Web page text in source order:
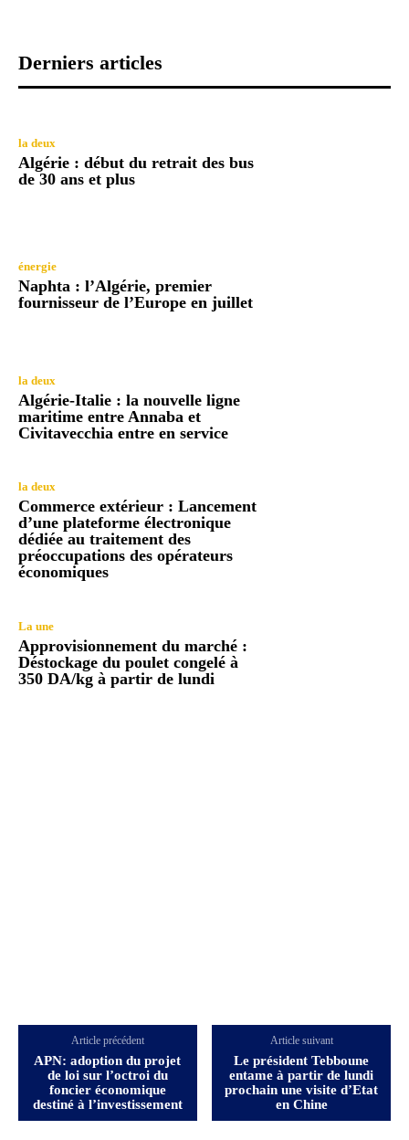
Derniers articles
la deux
Algérie : début du retrait des bus
de 30 ans et plus
énergie
Naphta : l’Algérie, premier
fournisseur de l’Europe en juillet
la deux
Algérie-Italie : la nouvelle ligne
maritime entre Annaba et
Civitavecchia entre en service
la deux
Commerce extérieur : Lancement
d’une plateforme électronique
dédiée au traitement des
préoccupations des opérateurs
économiques
La une
Approvisionnement du marché :
Déstockage du poulet congelé à
350 DA/kg à partir de lundi
Article précédent
APN: adoption du projet
de loi sur l’octroi du
foncier économique
destiné à l’investissement
Article suivant
Le président Tebboune
entame à partir de lundi
prochain une visite d’Etat
en Chine